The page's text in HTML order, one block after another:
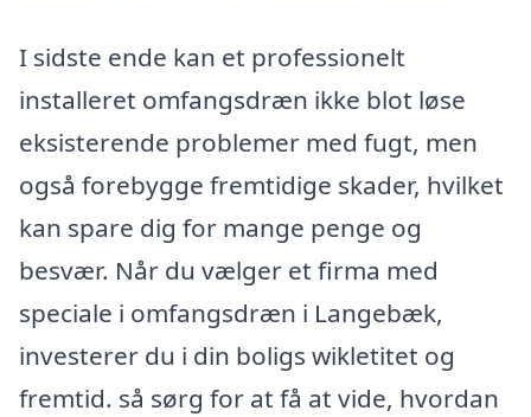
I sidste ende kan et professionelt
installeret omfangsdræn ikke blot løse
eksisterende problemer med fugt, men
også forebygge fremtidige skader, hvilket
kan spare dig for mange penge og
besvær. Når du vælger et firma med
speciale i omfangsdræn i Langebæk,
investerer du i din boligs wikletitet og
fremtid. så sørg for at få at vide, hvordan